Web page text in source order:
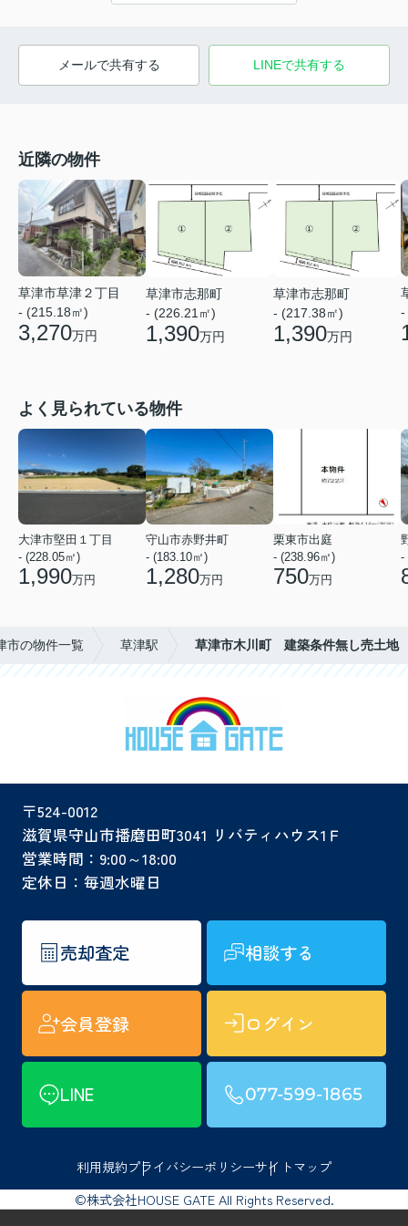
メールで共有する LINEで共有する
近隣の物件
草津市草津２丁目
- (215.18㎡)
3,270万円
草津市志那町
- (226.21㎡)
1,390万円
草津市志那町
- (217.38㎡)
1,390万円
-
よく見られている物件
大津市堅田１丁目
- (228.05㎡)
1,990万円
守山市赤野井町
- (183.10㎡)
1,280万円
栗東市出庭
- (238.96㎡)
750万円
-
市の物件一覧 草津駅 草津市木川町 建築条件無し売土地
〒524-0012
滋賀県守山市播磨田町3041 リバティハウス1Ｆ
営業時間：9:00～18:00
定休日：毎週水曜日
売却査定 相談する
会員登録 ログイン
LINE 077-599-1865
利用規約プライバシーポリシーサイトマップ
©株式会社HOUSE GATE All Rights Reserved.